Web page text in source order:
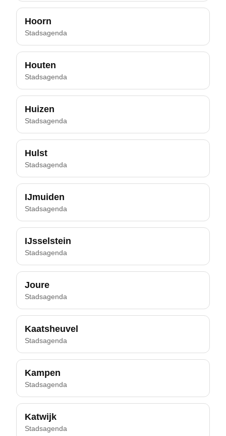
Hoorn
Stadsagenda
Houten
Stadsagenda
Huizen
Stadsagenda
Hulst
Stadsagenda
IJmuiden
Stadsagenda
IJsselstein
Stadsagenda
Joure
Stadsagenda
Kaatsheuvel
Stadsagenda
Kampen
Stadsagenda
Katwijk
Stadsagenda